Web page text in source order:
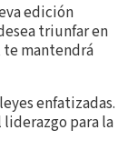
edición
triunfar en
te mantendrá
enfatizadas.
para la